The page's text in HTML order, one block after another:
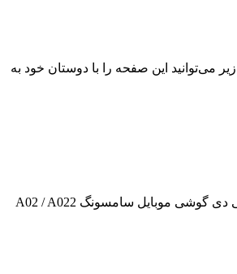
می‌توانید این صفحه را با دوستان خود به
تاچ ال سی دی گوشی موبایل سامسونگ A02 / A022